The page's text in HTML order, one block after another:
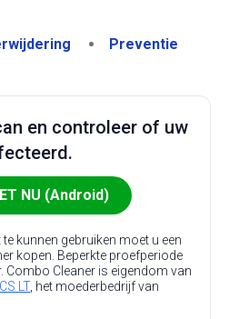
Preventie
en controleer of uw
NU (Android)
kunnen gebruiken moet u een
kopen. Beperkte proefperiode
Combo Cleaner is eigendom van
LT, het moederbedrijf van